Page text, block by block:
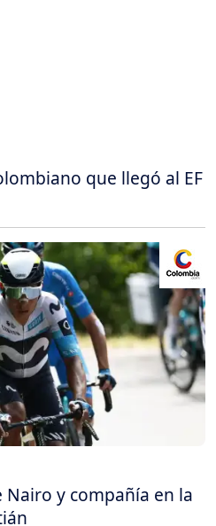
que llegó al EF
Nairo y compañía en la